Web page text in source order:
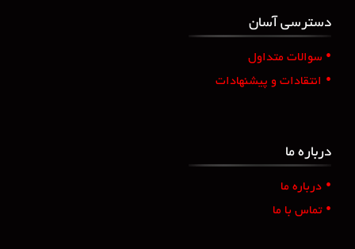
دسترسی آسان
• سوالات متداول
• انتقادات و پیشنهادات
درباره ما
• درباره ما
• تماس با ما